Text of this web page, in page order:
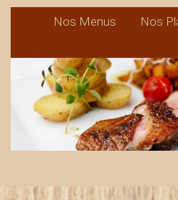
Nos Menus Nos